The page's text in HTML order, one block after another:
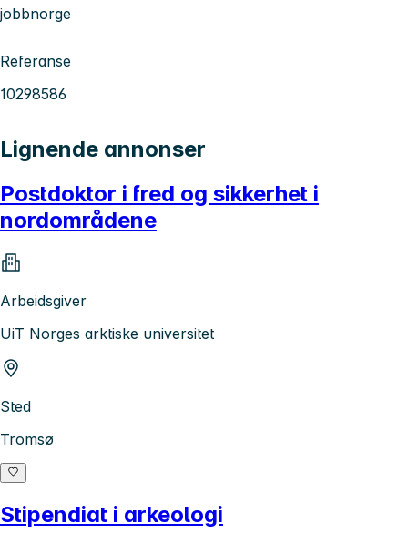
jobbnorge
Referanse
10298586
Lignende annonser
Postdoktor i fred og sikkerhet i
nordområdene
Arbeidsgiver
UiT Norges arktiske universitet
Sted
Tromsø
Stipendiat i arkeologi